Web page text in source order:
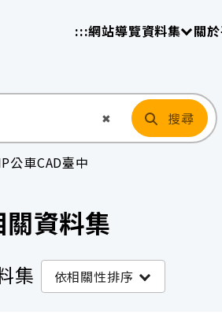
:::網站導覽資料集請使
關
✖ 清空輸入 搜尋
公車CAD臺中
資料集
集 依相關性排序